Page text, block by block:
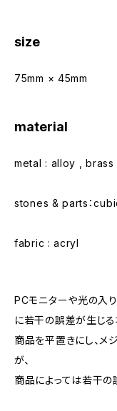
size
75mm × 45mm
material
metal : alloy , brass
stones & parts：
fabric : acryl
PCモニターや光の入
に若干の誤差が生じる
商品を平置きにし、メ
が、
商品によっては若干の